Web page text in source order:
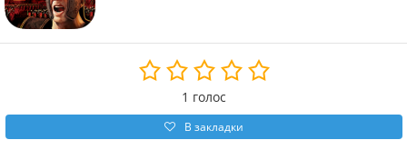
1 голос
В закладки